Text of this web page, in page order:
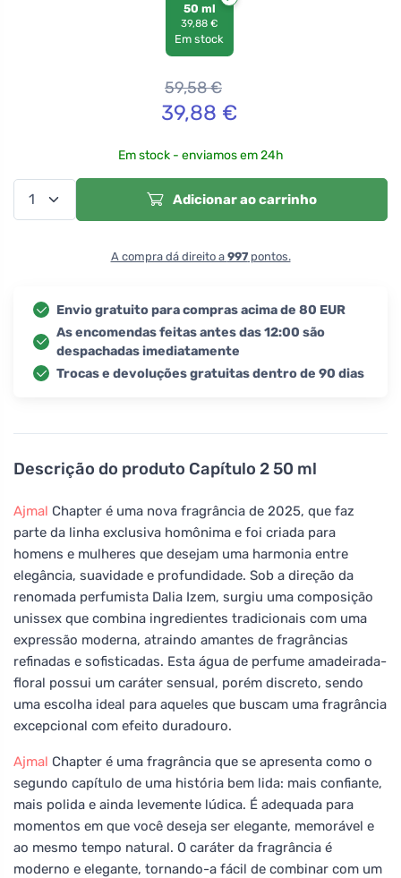
Descrição do produto Capítulo 2 50 ml
Ajmal Chapter é uma nova fragrância de 2025, que faz
parte da linha exclusiva homônima e foi criada para
homens e mulheres que desejam uma harmonia entre
elegância, suavidade e profundidade. Sob a direção da
renomada perfumista Dalia Izem, surgiu uma composição
unissex que combina ingredientes tradicionais com uma
expressão moderna, atraindo amantes de fragrâncias
refinadas e sofisticadas. Esta água de perfume amadeirada-
floral possui um caráter sensual, porém discreto, sendo
uma escolha ideal para aqueles que buscam uma fragrância
excepcional com efeito duradouro.
Ajmal Chapter é uma fragrância que se apresenta como o
segundo capítulo de uma história bem lida: mais confiante,
mais polida e ainda levemente lúdica. É adequada para
momentos em que você deseja ser elegante, memorável e
ao mesmo tempo natural. O caráter da fragrância é
moderno e elegante, tornando-a fácil de combinar com um
50 ml
39,88 €
Em stock
59,58€
39,88 €
Em stock - enviamos em 24h
Adicionar ao carrinho
A compra dá direito a 997pontos.
Envio gratuito para compras acima de 80 EUR
As encomendas feitas antes das 12:00 são
despachadas imediatamente
Trocas e devoluções gratuitas dentro de 90 dias